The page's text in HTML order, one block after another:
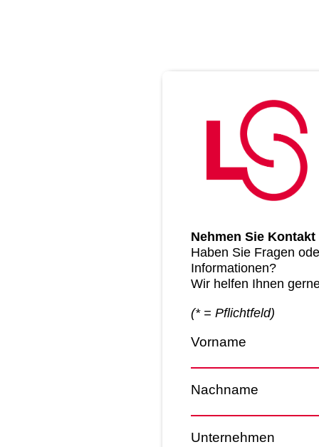
Nehmen Sie
Haben Sie Fragen
Informationen?
Wir helfen Ihnen
(* = Pflichtfeld)
Vorname
Nachname
Unternehmen